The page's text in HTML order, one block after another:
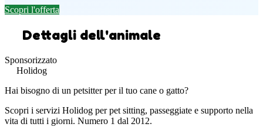
Scopri l'offerta
Dettagli dell'animale
Sponsorizzato
Holidog
Hai bisogno di un petsitter per il tuo cane o gatto?
Scopri i servizi Holidog per pet sitting, passeggiate e supporto nella
vita di tutti i giorni. Numero 1 dal 2012.